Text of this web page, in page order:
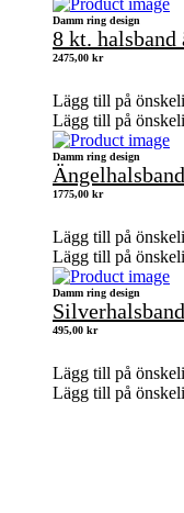
Damm ring design
8 kt. halsband
2475,00 kr
Lägg till på
Lägg till på
Damm ring design
1775,00 kr
Lägg till på
Lägg till på
Damm ring design
495,00 kr
Lägg till på
Lägg till på